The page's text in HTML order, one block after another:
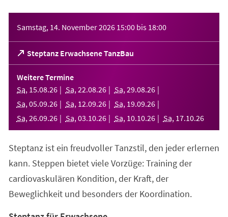
Samstag, 14. November 2026 15:00 bis 18:00
Steptanz Erwachsene TanzBau
(Öffnet
in
einem
neuen
Tab)
Weitere Termine
Sa, 15.08.26 Sa, 22.08.26 Sa, 29.08.26
Sa, 05.09.26 Sa, 12.09.26 Sa, 19.09.26
Sa, 26.09.26 Sa, 03.10.26 Sa, 10.10.26 Sa, 17.10.26
Steptanz ist ein freudvoller Tanzstil, den jeder erlernen
kann. Steppen bietet viele Vorzüge: Training der
cardiovaskulären Kondition, der Kraft, der
Beweglichkeit und besonders der Koordination.